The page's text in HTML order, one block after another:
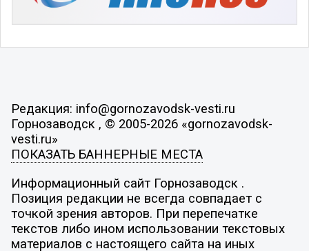
Редакция: info@gornozavodsk-vesti.ru
Горнозаводск , © 2005-2026 «gornozavodsk-
vesti.ru»
ПОКАЗАТЬ БАННЕРНЫЕ МЕСТА
Информационный сайт Горнозаводск .
Позиция редакции не всегда совпадает с
точкой зрения авторов. При перепечатке
текстов либо ином использовании текстовых
материалов с настоящего сайта на иных